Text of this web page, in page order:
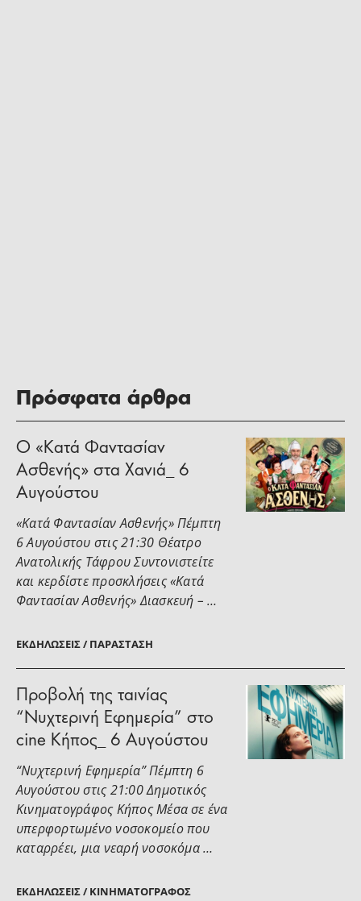
Πρόσφατα άρθρα
ΕΚΔΗΛΏΣΕΙΣ / ΠΑΡΆΣΤΑΣΗ
Ο «Κατά Φαντασίαν
Ασθενής» στα Χανιά_ 6
Αυγούστου
«Κατά Φαντασίαν Ασθενής» Πέμπτη
6 Αυγούστου στις 21:30 Θέατρο
Ανατολικής Τάφρου Συντονιστείτε
και κερδίστε προσκλήσεις «Κατά
Φαντασίαν Ασθενής» Διασκευή – …
ΕΚΔΗΛΏΣΕΙΣ / ΚΙΝΗΜΑΤΟΓΡΆΦΟΣ
Προβολή της ταινίας
“Νυχτερινή Εφημερία” στο
cine Κήπος_ 6 Αυγούστου
“Νυχτερινή Εφημερία” Πέμπτη 6
Αυγούστου στις 21:00 Δημοτικός
Κινηματογράφος Κήπος Μέσα σε ένα
υπερφορτωμένο νοσοκομείο που
καταρρέει, μια νεαρή νοσοκόμα …